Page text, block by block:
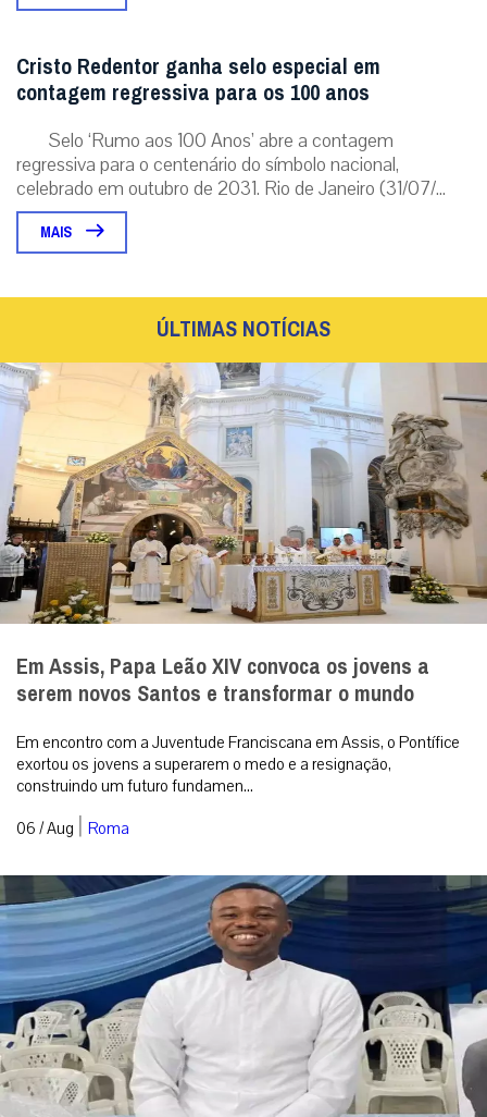
Cristo Redentor ganha selo especial em
contagem regressiva para os 100 anos
Selo ‘Rumo aos 100 Anos’ abre a contagem
regressiva para o centenário do símbolo nacional,
celebrado em outubro de 2031. Rio de Janeiro (31/07/...
MAIS
ÚLTIMAS NOTÍCIAS
Em Assis, Papa Leão XIV convoca os jovens a
serem novos Santos e transformar o mundo
Em encontro com a Juventude Franciscana em Assis, o Pontífice
exortou os jovens a superarem o medo e a resignação,
construindo um futuro fundamen...
06 / Aug | Roma